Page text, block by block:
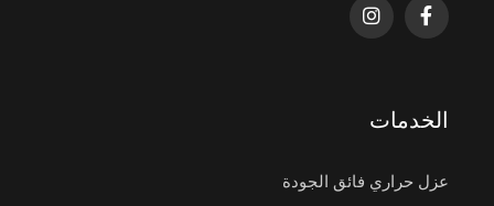
الخدمات
عزل حراري فائق الجودة